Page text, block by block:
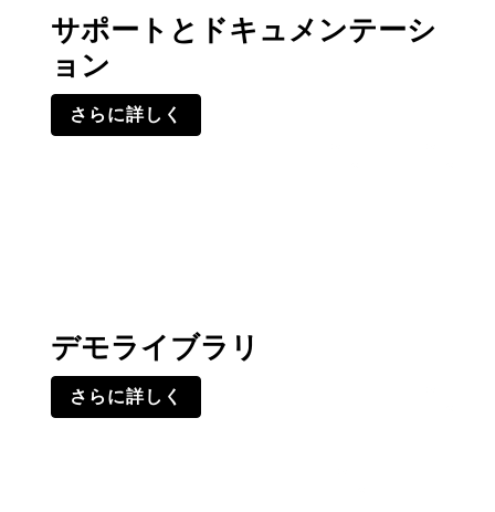
サポートとドキュメンテーシ
ョン
さらに詳しく
デモライブラリ
さらに詳しく